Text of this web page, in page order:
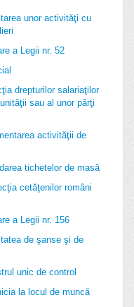
unor activităţi cu
a Legii nr. 52
drepturilor salariaţilor
sau al unor părţi
activităţii de
tichetelor de masă
cetăţenilor români
a Legii nr. 156
de şanse şi de
unic de control
la locul de muncă